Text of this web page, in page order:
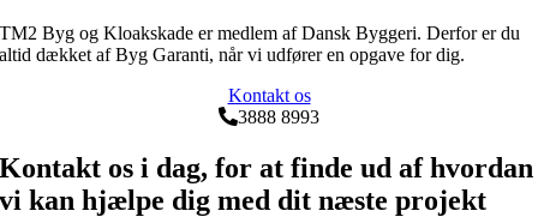
TM2 Byg og Kloakskade er medlem af Dansk Byggeri. Derfor er du
altid dækket af Byg Garanti, når vi udfører en opgave for dig.
Kontakt os
3888 8993
Kontakt os i dag, for at finde ud af hvordan
vi kan hjælpe dig med dit næste projekt